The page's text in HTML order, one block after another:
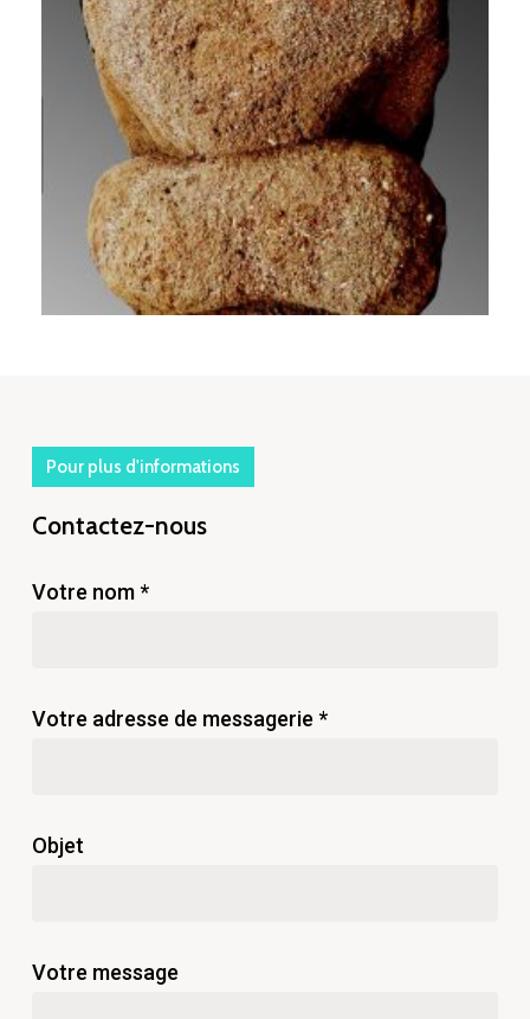
Pour plus d'informations
Contactez-nous
Votre nom *
Votre adresse de messagerie *
Objet
Votre message